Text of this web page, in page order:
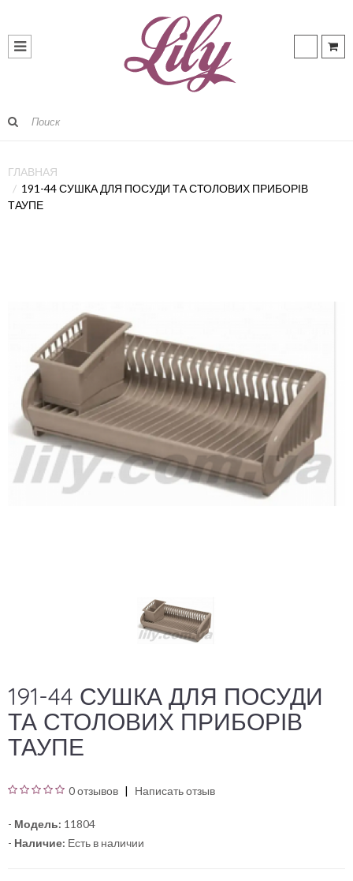
ГЛАВНАЯ
191-44 СУШКА ДЛЯ ПОСУДИ ТА СТОЛОВИХ ПРИБОРІВ
ТАУПЕ
191-44 СУШКА ДЛЯ ПОСУДИ
ТА СТОЛОВИХ ПРИБОРІВ
ТАУПЕ
0 отзывов Написать отзыв
- Модель: 11804
- Наличие: Есть в наличии